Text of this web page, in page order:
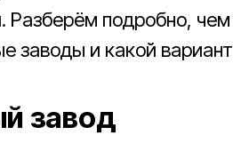
Разберём подробно, чем
заводы и какой вариант
завод